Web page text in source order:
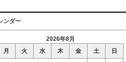
ンダー
2026年8月
月
火 水 木 金 土 日